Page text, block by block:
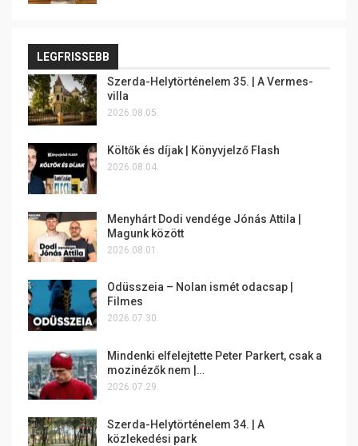
LEGFRISSEBB
Szerda-Helytörténelem 35. | A Vermes-
villa
2026.08.05.
Költők és díjak | Könyvjelző Flash
2026.08.04.
Menyhárt Dodi vendége Jónás Attila |
Magunk között
2026.08.01.
Odüsszeia – Nolan ismét odacsap |
Filmes
2026.07.30.
Mindenki elfelejtette Peter Parkert, csak a
mozinézők nem |…
2026.07.29.
Szerda-Helytörténelem 34. | A
közlekedési park